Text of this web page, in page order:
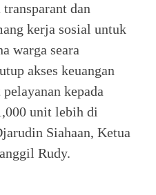
dan
kerja sosial untuk
warga seara
akses keuangan
kepada
unit lebih di
Siahaan, Ketua
Rudy.